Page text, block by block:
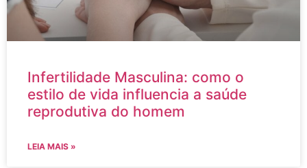
Infertilidade Masculina: como o
estilo de vida influencia a saúde
reprodutiva do homem
LEIA MAIS »